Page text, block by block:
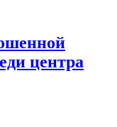
центра